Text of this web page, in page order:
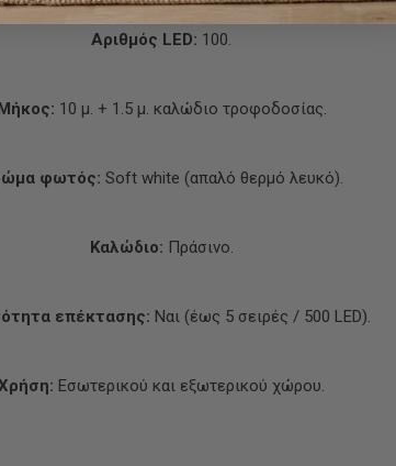
Αριθμός LED: 100.
10 μ. + 1.5 μ. καλώδιο τροφοδοσίας.
φωτός: Soft white (απαλό θερμό λευκό).
Καλώδιο: Πράσινο.
επέκτασης: Ναι (έως 5 σειρές / 500 LED).
Εσωτερικού και εξωτερικού χώρου.